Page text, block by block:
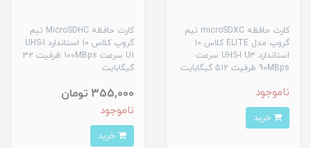
کارت حافظه microSDXC تیم
گروپ مدل ELITE کلاس 10
استاندارد UHS-I U3 سرعت
90MBps ظرفیت 512 گیگابایت
ناموجود
کارت حافظه MicroSDHC تیم
گروپ کلاس 10 استاندارد UHS-I
U1 سرعت 100MBps ظرفیت 32
گیگابایت
355,000 تومان
ناموجود